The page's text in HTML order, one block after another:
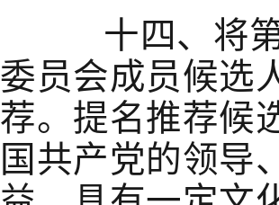
十四、将第
委员会成员候选
荐。提名推荐候
国共产党的领导